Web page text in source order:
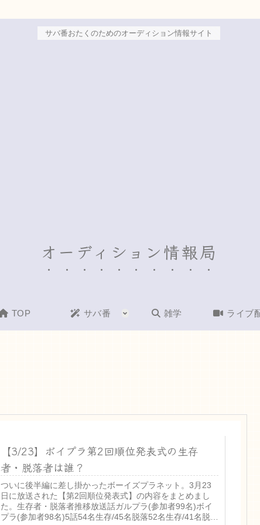
サバ番おたくのためのオーディション情報サイト
オーディション情報局
TOP サバ番 雑学 ライブ
【3/23】ボイプラ第2回順位発表式の生存
者・脱落者は誰？
ついに後半編に差し掛かったボーイズプラネット。3月23
日に放送された【第2回順位発表式】の内容をまとめまし
た。生存者・脱落者推移放送話ガルプラ(参加者99名)ボイ
プラ(参加者98名)5話54名生存/45名脱落52名生存/41名脱落